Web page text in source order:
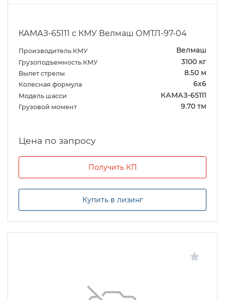
КАМАЗ-65111 с КМУ Велмаш ОМТЛ-97-04
Производитель КМУ Велмаш
Грузоподъемность КМУ 3100 кг
Вылет стрелы 8.50 м
Колесная формула 6х6
Модель шасси КАМАЗ-65111
Грузовой момент 9.70 тм
Цена по запросу
Получить КП
Купить в лизинг